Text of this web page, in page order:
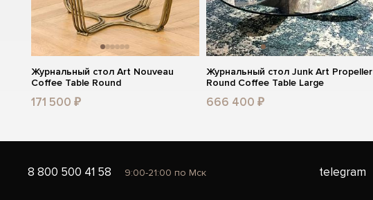
Журнальный стол Art Nouveau
Coffee Table Round
171 500 ₽
Журнальный стол Junk Art Propeller
Round Coffee Table Large
666 400 ₽
8 800 500 41 58 9:00-21:00 по Мск telegram